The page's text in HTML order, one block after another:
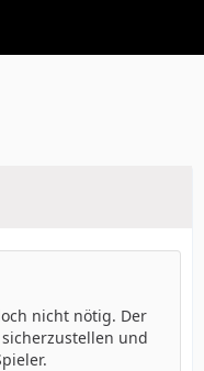
nicht nötig. Der
und